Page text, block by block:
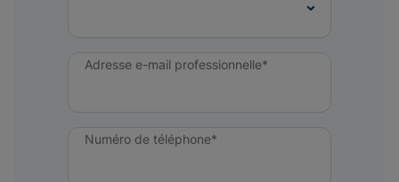
Adresse e-mail professionnelle*
Numéro de téléphone*